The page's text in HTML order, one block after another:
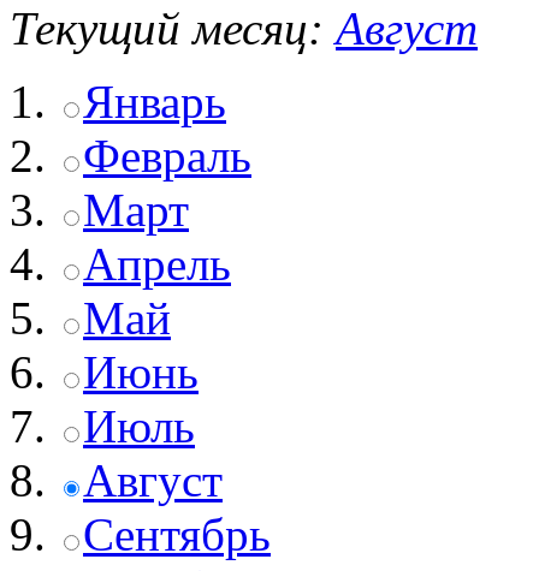
Текущий месяц: Август
Январь
Февраль
Март
Апрель
Май
Июнь
Июль
Август
Сентябрь